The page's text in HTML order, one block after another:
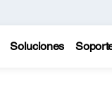
Soluciones